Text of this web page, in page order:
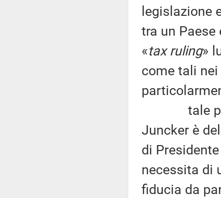
legislazione
tra un
«tax ruling»
come tali
tale
Juncker è
di
necessita di
fiducia da